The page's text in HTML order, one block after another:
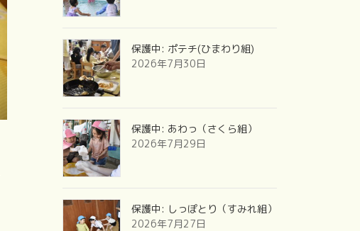
保護中: ポテチ(ひまわり組)
2026年7月30日
保護中: あわっ（さくら組）
2026年7月29日
保護中: しっぽとり（すみれ組）
2026年7月27日